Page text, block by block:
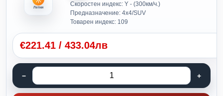
Летни
Скоростен индекс: Y - (300км/ч.)
Предназначение: 4x4/SUV
Товарен индекс: 109
€221.41 / 433.04лв